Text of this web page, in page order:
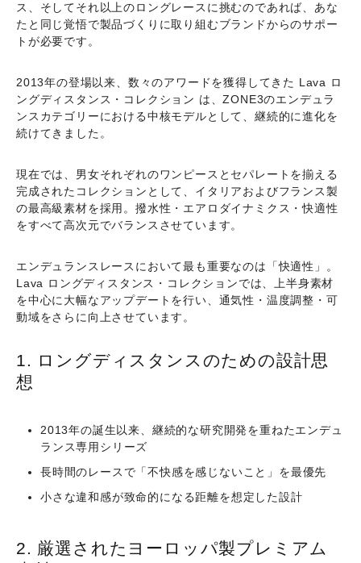
ス、そしてそれ以上のロングレースに挑むのであれば、あな
たと同じ覚悟で製品づくりに取り組むブランドからのサポー
トが必要です。
2013年の登場以来、数々のアワードを獲得してきた Lava ロ
ングディスタンス・コレクション は、ZONE3のエンデュラ
ンスカテゴリーにおける中核モデルとして、継続的に進化を
続けてきました。
現在では、男女それぞれのワンピースとセパレートを揃える
完成されたコレクションとして、イタリアおよびフランス製
の最高級素材を採用。 撥水性・エアロダイナミクス・快適性
をすべて高次元でバランスさせています。
エンデュランスレースにおいて最も重要なのは「快適性」。
Lava ロングディスタンス・コレクションでは、上半身素材
を中心に大幅なアップデートを行い、通気性・温度調整・可
動域をさらに向上させています。
1. ロングディスタンスのための設計思
想
2013年の誕生以来、継続的な研究開発を重ねたエンデュ
ランス専用シリーズ
長時間のレースで「不快感を感じないこと」を最優先
小さな違和感が致命的になる距離を想定した設計
2. 厳選されたヨーロッパ製プレミアム